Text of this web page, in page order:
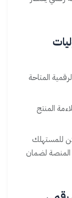
المتاحة
المنتج
للمستهلك
المنصة لضمان